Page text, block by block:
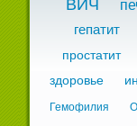
ВИЧ
гепатит
простатит
здоровье
Гемофилия